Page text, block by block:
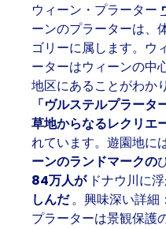
ウィーン・プラーター
ーンのプラーターは、
ゴリーに属します。ウ
ーターはウィーンの中
地区にあることがわか
「ヴルステルプラータ
草地からなるレクリエ
れています。遊園地に
ーンのランドマークの
84万人が ドナウ川に
しんだ。興味深い詳細
プラーターは景観保護